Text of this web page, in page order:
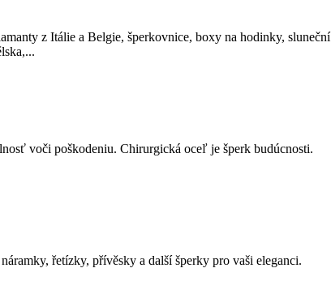
z Itálie a Belgie, šperkovnice, boxy na hodinky, sluneční
voči poškodeniu. Chirurgická oceľ je šperk budúcnosti.
řetízky, přívěsky a další šperky pro vaši eleganci.